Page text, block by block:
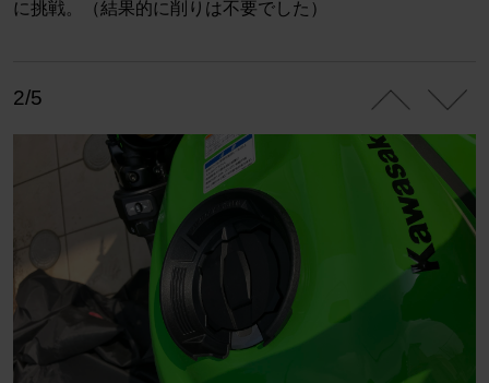
に挑戦。（結果的に削りは不要でした）
2/5